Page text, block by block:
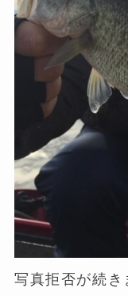
写真拒否が続き